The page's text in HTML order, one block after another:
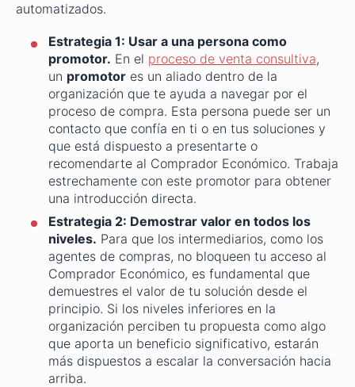
automatizados.
Estrategia 1: Usar a una persona como
promotor. En el proceso de venta consultiva,
un promotores un aliado dentro de la
organización que te ayuda a navegar por el
proceso de compra. Esta persona puede ser un
contacto que confía en ti o en tus soluciones y
que está dispuesto a presentarte o
recomendarte al Comprador Económico. Trabaja
estrechamente con este promotor para obtener
una introducción directa.
Estrategia 2: Demostrar valor en todos los
niveles. Para que los intermediarios, como los
agentes de compras, no bloqueen tu acceso al
Comprador Económico, es fundamental que
demuestres el valor de tu solución desde el
principio. Si los niveles inferiores en la
organización perciben tu propuesta como algo
que aporta un beneficio significativo, estarán
más dispuestos a escalar la conversación hacia
arriba.